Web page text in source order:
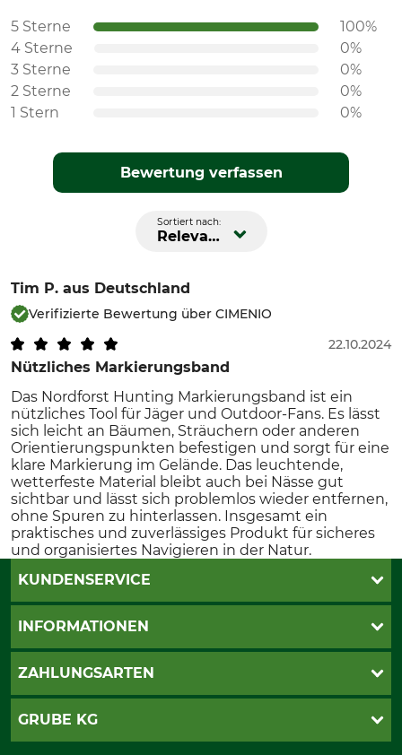
5 Sterne
100%
4 Sterne
0%
3 Sterne
0%
2 Sterne
0%
1 Stern
0%
Bewertung verfassen
Sortiert nach:
Relevanz
Tim P. aus Deutschland
Verifizierte Bewertung über CIMENIO
Nützliches Markierungsband
22.10.2024
Das Nordforst Hunting Markierungsband ist ein
nützliches Tool für Jäger und Outdoor-Fans. Es lässt
sich leicht an Bäumen, Sträuchern oder anderen
Orientierungspunkten befestigen und sorgt für eine
klare Markierung im Gelände. Das leuchtende,
wetterfeste Material bleibt auch bei Nässe gut
sichtbar und lässt sich problemlos wieder entfernen,
ohne Spuren zu hinterlassen. Insgesamt ein
praktisches und zuverlässiges Produkt für sicheres
und organisiertes Navigieren in der Natur.
KUNDENSERVICE
Live-Shopping
Seilwindenprüfung
INFORMATIONEN
AGB
ZAHLUNGSARTEN
PayPal
GRUBE KG